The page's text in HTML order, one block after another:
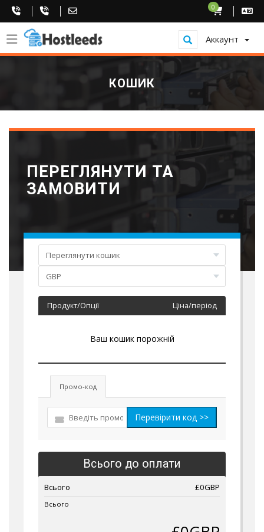
0
Аккаунт
КОШИК
ПЕРЕГЛЯНУТИ ТА
ЗАМОВИТИ
Продукт/Опції Ціна/період
Ваш кошик порожній
Промо-код
Перевірити код >>
Всього до оплати
Всього £0GBP
Всього